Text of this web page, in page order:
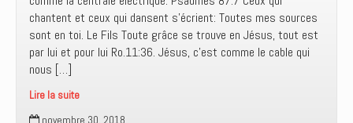
mal
chantent et ceux qui dansent s’écrient: Toutes mes sources
sont en toi. Le Fils Toute grâce se trouve en Jésus, tout est
par lui et pour lui Ro.11:36. Jésus, c’est comme le cable qui
nous […]
Lire la suite
Connexion
novembre 30, 2018